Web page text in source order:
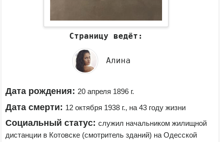
Страницу ведёт:
Алина
Дата рождения: 20 апреля 1896 г.
Дата смерти: 12 октября 1938 г., на 43 году жизни
Социальный статус: служил начальником жилищной
дистанции в Котовске (смотритель зданий) на Одесской